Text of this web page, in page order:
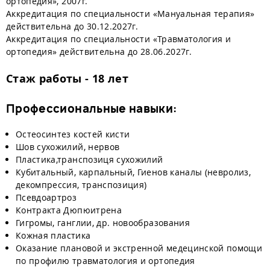
Аккредитация по специальности «Мануальная терапия»
действительна до 30.12.2027г.
Аккредитация по специальности «Травматология и
ортопедия» действительна до 28.06.2027г.
Стаж работы - 18 лет
Профессиональные навыки:
Остеосинтез костей кисти
Шов сухожилий, нервов
Пластика,транспозиця сухожилий
Кубитальный, карпальный, Гиенов каналы (невролиз,
декомпрессия, транспозиция)
Псевдоартроз
Контракта Дюпюитрена
Гигромы, ганглии, др. новообразования
Кожная пластика
Оказание плановой и экстренной медецинской помощи
по профилю травматология и ортопедия